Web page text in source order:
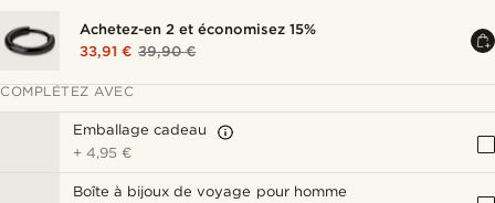
Achetez-en 2 et économisez 15%
33,91 € 39,90 €
COMPLÉTEZ AVEC
Emballage cadeau
+4,95 €
Boîte à bijoux de voyage pour homme